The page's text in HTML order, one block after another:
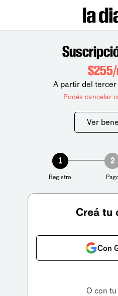
A partir del
Podés cancelar
Ver
1
Registro
2
Creá tu
Con
O con